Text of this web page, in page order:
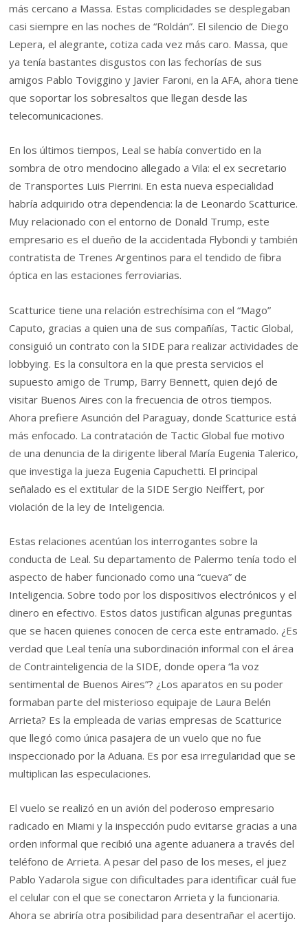
más cercano a Massa. Estas complicidades se desplegaban
casi siempre en las noches de “Roldán”. El silencio de Diego
Lepera, el alegrante, cotiza cada vez más caro. Massa, que
ya tenía bastantes disgustos con las fechorías de sus
amigos Pablo Toviggino y Javier Faroni, en la AFA, ahora tiene
que soportar los sobresaltos que llegan desde las
telecomunicaciones.
En los últimos tiempos, Leal se había convertido en la
sombra de otro mendocino allegado a Vila: el ex secretario
de Transportes Luis Pierrini. En esta nueva especialidad
habría adquirido otra dependencia: la de Leonardo Scatturice.
Muy relacionado con el entorno de Donald Trump, este
empresario es el dueño de la accidentada Flybondi y también
contratista de Trenes Argentinos para el tendido de fibra
óptica en las estaciones ferroviarias.
Scatturice tiene una relación estrechísima con el “Mago”
Caputo, gracias a quien una de sus compañías, Tactic Global,
consiguió un contrato con la SIDE para realizar actividades de
lobbying. Es la consultora en la que presta servicios el
supuesto amigo de Trump, Barry Bennett, quien dejó de
visitar Buenos Aires con la frecuencia de otros tiempos.
Ahora prefiere Asunción del Paraguay, donde Scatturice está
más enfocado. La contratación de Tactic Global fue motivo
de una denuncia de la dirigente liberal María Eugenia Talerico,
que investiga la jueza Eugenia Capuchetti. El principal
señalado es el extitular de la SIDE Sergio Neiffert, por
violación de la ley de Inteligencia.
Estas relaciones acentúan los interrogantes sobre la
conducta de Leal. Su departamento de Palermo tenía todo el
aspecto de haber funcionado como una “cueva” de
Inteligencia. Sobre todo por los dispositivos electrónicos y el
dinero en efectivo. Estos datos justifican algunas preguntas
que se hacen quienes conocen de cerca este entramado. ¿Es
verdad que Leal tenía una subordinación informal con el área
de Contrainteligencia de la SIDE, donde opera “la voz
sentimental de Buenos Aires”? ¿Los aparatos en su poder
formaban parte del misterioso equipaje de Laura Belén
Arrieta? Es la empleada de varias empresas de Scatturice
que llegó como única pasajera de un vuelo que no fue
inspeccionado por la Aduana. Es por esa irregularidad que se
multiplican las especulaciones.
El vuelo se realizó en un avión del poderoso empresario
radicado en Miami y la inspección pudo evitarse gracias a una
orden informal que recibió una agente aduanera a través del
teléfono de Arrieta. A pesar del paso de los meses, el juez
Pablo Yadarola sigue con dificultades para identificar cuál fue
el celular con el que se conectaron Arrieta y la funcionaria.
Ahora se abriría otra posibilidad para desentrañar el acertijo.